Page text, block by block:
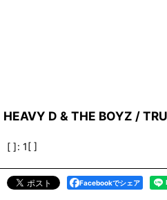
HEAVY D & THE BOYZ /
[ ]: 1[ ]
Facebookでシェア